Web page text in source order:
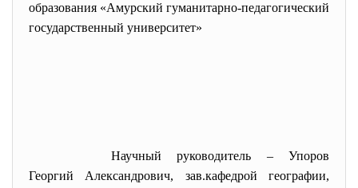
образования «Амурский гуманитарно-педагогический
государственный университет»
Научный руководитель – Упоров
Георгий Александрович, зав.кафедрой географии,